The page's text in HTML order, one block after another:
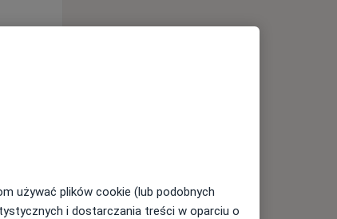
używać plików cookie (lub podobnych
i dostarczania treści w oparciu o